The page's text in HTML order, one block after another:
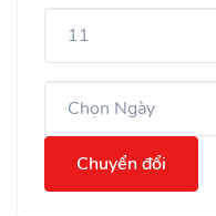
Chuyển đổi